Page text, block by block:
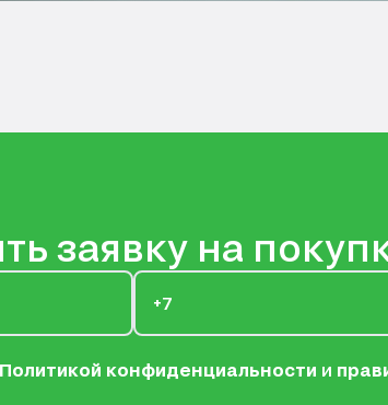
заявку на
Политикой конфиденциальности и